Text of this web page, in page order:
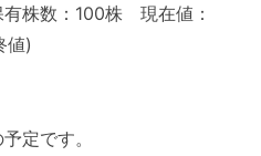
株数：100株 現在値：
値)
定です。